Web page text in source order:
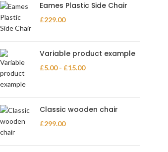
Eames Plastic Side Chair
£229.00
Variable product example
£5.00 - £15.00
Classic wooden chair
£299.00